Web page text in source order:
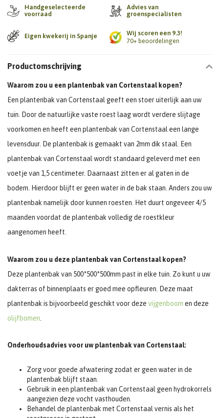
Handgeselecteerde
voorraad
Advies van
groenspecialisten
Eigen kwekerij in Spanje
Wij scoren een 9.3!
70+ beoordelingen
Productomschrijving
Waarom zou u een plantenbak van Cortenstaal kopen?
Een plantenbak van Cortenstaal geeft een stoer uiterlijk aan uw
tuin. Door de natuurlijke vaste roest laag wordt verdere slijtage
voorkomen en heeft een plantenbak van Cortenstaal een lange
levensduur. De plantenbak is gemaakt van 2mm dik staal. Een
plantenbak van Cortenstaal wordt standaard geleverd met een
voetje van 1,5 centimeter. Daarnaast zitten er al gaten in de
bodem. Hierdoor blijft er geen water in de bak staan. Anders zou uw
plantenbak namelijk door kunnen roesten. Het duurt ongeveer 4/5
maanden voordat de plantenbak volledig de roestkleur
aangenomen heeft.
Waarom zou u deze plantenbak van Cortenstaal kopen?
Deze plantenbak van 500*500*500mm past in elke tuin. Zo kunt u uw
dakterras of binnenplaats er goed mee opfleuren. Deze maat
plantenbak is bijvoorbeeld geschikt voor deze vijgenboom en deze
olijfbomen
Onderhoudsadvies voor uw plantenbak van Cortenstaal:
Zorg voor goede afwatering zodat er geen water in de
plantenbak blijft staan.
Gebruik in een plantenbak van Cortenstaal geen hydrokorrels
aangezien deze vocht vasthouden.
Behandel de plantenbak met Cortenstaal vernis als het